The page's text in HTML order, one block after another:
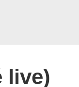
live)